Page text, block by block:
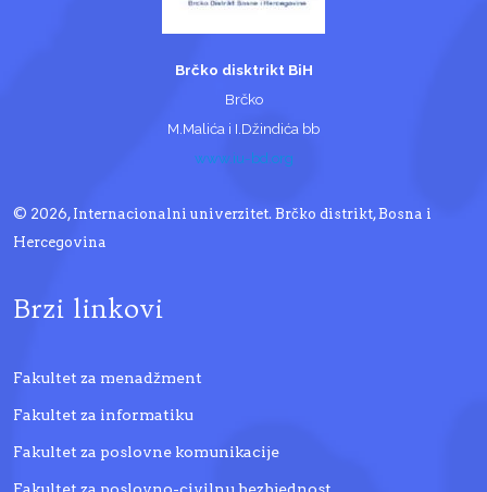
Brčko disktrikt BiH
Brčko
M.Malića i I.Džindića bb
www.iu-bd.org
© 2026, Internacionalni univerzitet. Brčko distrikt, Bosna i
Hercegovina
Brzi linkovi
Fakultet za menadžment
Fakultet za informatiku
Fakultet za poslovne komunikacije